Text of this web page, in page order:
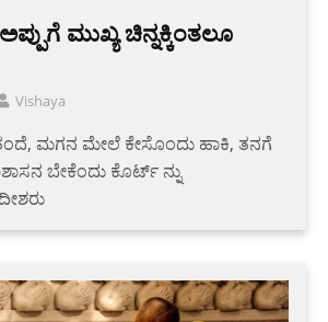
ಮುಖ್ಯ ಚಿನ್ನಕ್ಕಿಂತಲೂ
Vishaya
ಮಗನ ಮೇಲೆ ಕೇಸೊಂದು ಹಾಕಿ, ತನಗೆ
ಬೇಕೆಂದು ಕೊರ್ಟ್ ನ್ನು